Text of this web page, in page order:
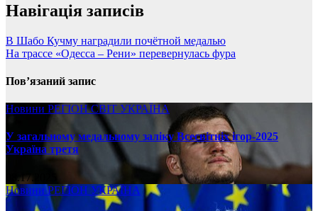
Навігація записів
В Шабо Кучму наградили почётной медалью
На трассе «Одесса – Рени» перевернулась фура
Пов’язаний запис
Новини РЕГІОНСВІТ УКРАЇНА
У загальному медальному заліку Всесвітніх ігор-2025
Україна третя
08.17.2025
НовиниРЕГІОН УКРАЇНА